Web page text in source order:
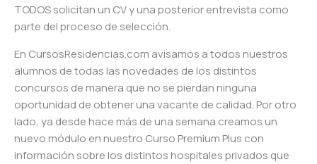
TODOS solicitan un CV y una posterior entrevista como
parte del proceso de selección.
En CursosResidencias.com avisamos a todos nuestros
alumnos de todas las novedades de los distintos
concursos de manera que no se pierdan ninguna
oportunidad de obtener una vacante de calidad. Por otro
lado, ya desde hace más de una semana creamos un
nuevo módulo en nuestro Curso Premium Plus con
información sobre los distintos hospitales privados que